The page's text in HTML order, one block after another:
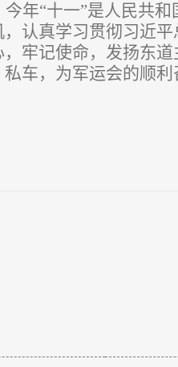
今年“十一”是人民共
认真学习贯彻习近
牢记使命，发扬东
车，为军运会的顺利